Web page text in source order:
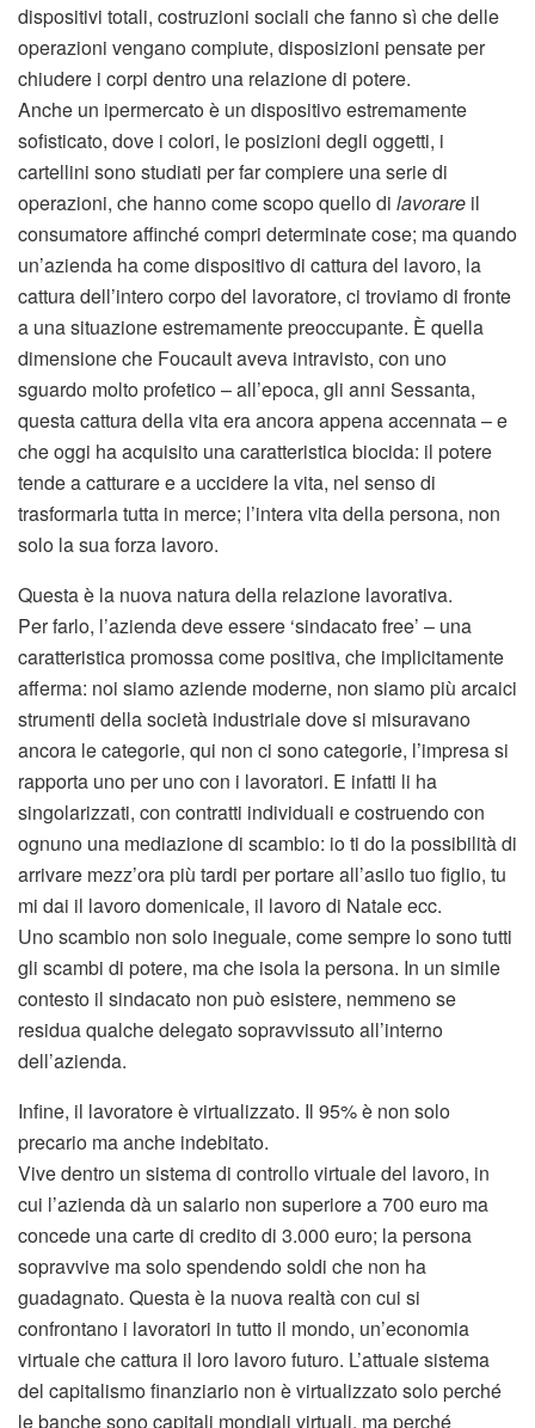
dispositivi totali, costruzioni sociali che fanno sì che delle
operazioni vengano compiute, disposizioni pensate per
chiudere i corpi dentro una relazione di potere.
Anche un ipermercato è un dispositivo estremamente
sofisticato, dove i colori, le posizioni degli oggetti, i
cartellini sono studiati per far compiere una serie di
operazioni, che hanno come scopo quello di lavorare il
consumatore affinché compri determinate cose; ma quando
un’azienda ha come dispositivo di cattura del lavoro, la
cattura dell’intero corpo del lavoratore, ci troviamo di fronte
a una situazione estremamente preoccupante. È quella
dimensione che Foucault aveva intravisto, con uno
sguardo molto profetico – all’epoca, gli anni Sessanta,
questa cattura della vita era ancora appena accennata – e
che oggi ha acquisito una caratteristica biocida: il potere
tende a catturare e a uccidere la vita, nel senso di
trasformarla tutta in merce; l’intera vita della persona, non
solo la sua forza lavoro.
Questa è la nuova natura della relazione lavorativa.
Per farlo, l’azienda deve essere ‘sindacato free’ – una
caratteristica promossa come positiva, che implicitamente
afferma: noi siamo aziende moderne, non siamo più arcaici
strumenti della società industriale dove si misuravano
ancora le categorie, qui non ci sono categorie, l’impresa si
rapporta uno per uno con i lavoratori. E infatti li ha
singolarizzati, con contratti individuali e costruendo con
ognuno una mediazione di scambio: io ti do la possibilità di
arrivare mezz’ora più tardi per portare all’asilo tuo figlio, tu
mi dai il lavoro domenicale, il lavoro di Natale ecc.
Uno scambio non solo ineguale, come sempre lo sono tutti
gli scambi di potere, ma che isola la persona. In un simile
contesto il sindacato non può esistere, nemmeno se
residua qualche delegato sopravvissuto all’interno
dell’azienda.
Infine, il lavoratore è virtualizzato. Il 95% è non solo
precario ma anche indebitato.
Vive dentro un sistema di controllo virtuale del lavoro, in
cui l’azienda dà un salario non superiore a 700 euro ma
concede una carte di credito di 3.000 euro; la persona
sopravvive ma solo spendendo soldi che non ha
guadagnato. Questa è la nuova realtà con cui si
confrontano i lavoratori in tutto il mondo, un’economia
virtuale che cattura il loro lavoro futuro. L’attuale sistema
del capitalismo finanziario non è virtualizzato solo perché
le banche sono capitali mondiali virtuali, ma perché